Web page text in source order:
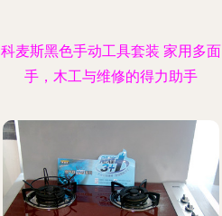
科麦斯黑色手动工具套装 家用多面
手，木工与维修的得力助手